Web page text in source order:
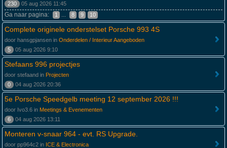
230
05 aug 2026 11:45
Ga naar pagina: 1 ... 8 9 10
Complete originele onderstelset Porsche 993 4S
door hansgpjansen in Onderdelen / Interieur Aangeboden
5
05 aug 2026 9:10
Stefaans 996 projectjes
door stefaand in Projecten
0
04 aug 2026 20:36
5e Porsche Speedgelb meeting 12 september 2026 !!!
door Ivo3.6 in Meetings & Evenementen
6
04 aug 2026 13:11
Monteren v-snaar 964 - evt. RS Upgrade.
door pp964c2 in ICE & Electronica